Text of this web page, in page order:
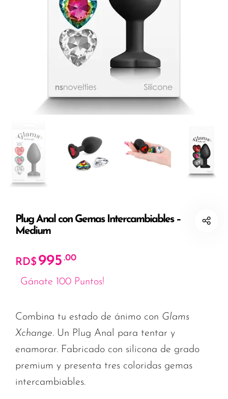
Plug Anal con Gemas Intercambiables –
Medium
RD$ 995 .00
Gánate 100 Puntos!
Combina tu estado de ánimo con Glams
Xchange. Un Plug Anal para tentar y
enamorar. Fabricado con silicona de grado
premium y presenta tres coloridas gemas
intercambiables.